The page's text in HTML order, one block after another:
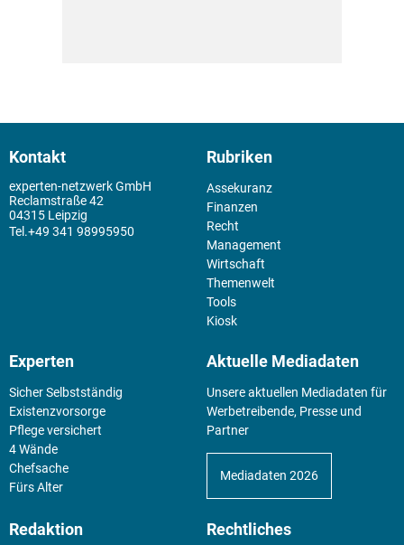
Kontakt
experten-netzwerk GmbH
Reclamstraße 42
04315 Leipzig
+49 341 98995950
Rubriken
Assekuranz
Finanzen
Recht
Management
Wirtschaft
Themenwelt
Tools
Kiosk
Experten
Sicher Selbstständig
Existenz­vorsorge
Pflege versichert
4 Wände
Chefsache
Fürs Alter
Aktuelle Mediadaten
Unsere aktuellen Mediadaten für
Werbetreibende, Presse und
Partner
Mediadaten 2026
Redaktion Rechtliches